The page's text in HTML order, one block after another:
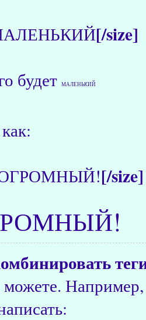
[/size]
будет МАЛЕНЬКИЙ
[/size]